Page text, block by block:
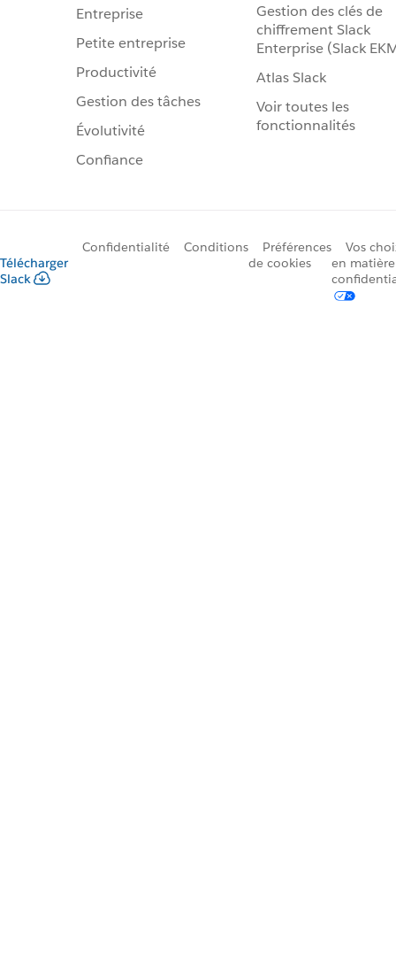
Entreprise
Petite entreprise
Productivité
Gestion des tâches
Évolutivité
Confiance
Gestion des clés de
chiffrement Slack
Enterprise (Slack
Atlas Slack
Voir toutes les
fonctionnalités
Télécharger
Slack
Confidentialité Conditions
Préférences
de cookies
Vos
en